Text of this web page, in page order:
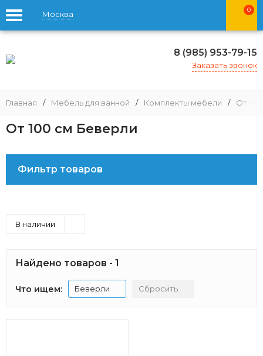
Москва 0
8 (985) 953-79-15
Заказать звонок
Главная / Мебель для ванной / Комплекты мебели / От
От 100 см Беверли
Фильтр товаров
В наличии
Найдено товаров - 1
Что ищем: Беверли Сбросить